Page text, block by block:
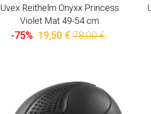
Uvex Reithelm Onyxx Princess
Violet Mat 49-54 cm
-75% 19,50 € 78,00 €